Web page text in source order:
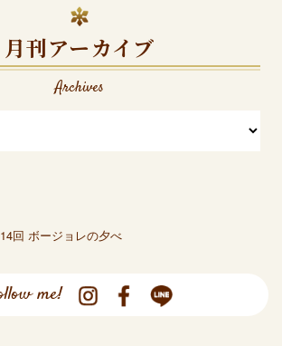
月刊アーカイブ
Archives
回 ボージョレの夕べ
me!